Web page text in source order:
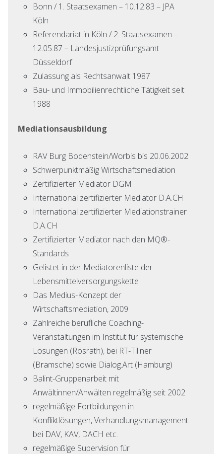
Bonn / 1. Staatsexamen – 10.12.83 – JPA
Köln
Referendariat in Köln / 2. Staatsexamen –
12.05.87 – Landesjustizprüfungsamt
Düsseldorf
Zulassung als Rechtsanwalt 1987
Bau- und Immobilienrechtliche Tätigkeit seit
1988
Mediationsausbildung
RAV Burg Bodenstein/Worbis bis 20.06.2002
Schwerpunktmäßig Wirtschaftsmediation
Zertifizierter Mediator DGM
International zertifizierter Mediator D.A.CH
International zertifizierter Mediationstrainer
D.A.CH
Zertifizierter Mediator nach den MQ®-
Standards
Gelistet in der Mediatorenliste der
Lebensmittelversorgungskette
Das Medius-Konzept der
Wirtschaftsmediation, 2009
Zahlreiche berufliche Coaching-
Veranstaltungen im Institut für systemische
Lösungen (Rösrath), bei RT-Tillner
(Bramsche) sowie Dialog.Art (Hamburg)
Balint-Gruppenarbeit mit
Anwältinnen/Anwälten regelmäßig seit 2002
regelmäßige Fortbildungen in
Konfliktlösungen, Verhandlungsmanagement
bei DAV, KAV, DACH etc.
regelmäßige Supervision für